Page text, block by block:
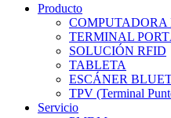
Producto
TERMINAL
SOLUCIÓN RFID
TABLETA
ESCÁNER
TPV (Terminal
Servicio